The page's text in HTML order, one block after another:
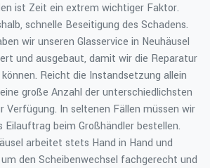
ist Zeit ein extrem wichtiger Faktor.
schnelle Beseitigung des Schadens.
wir unseren Glasservice in Neuhäusel
und ausgebaut, damit wir die Reparatur
Reicht die Instandsetzung allein
große Anzahl der unterschiedlichsten
Verfügung. In seltenen Fällen müssen wir
Eilauftrag beim Großhändler bestellen.
arbeitet stets Hand in Hand und
den Scheibenwechsel fachgerecht und